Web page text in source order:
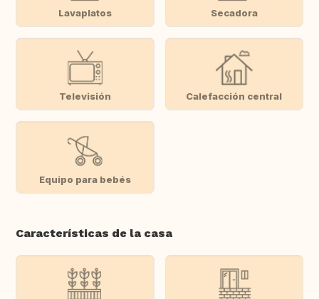
Lavaplatos Secadora
Televisión Calefacción central
Equipo para bebés
Características de la casa